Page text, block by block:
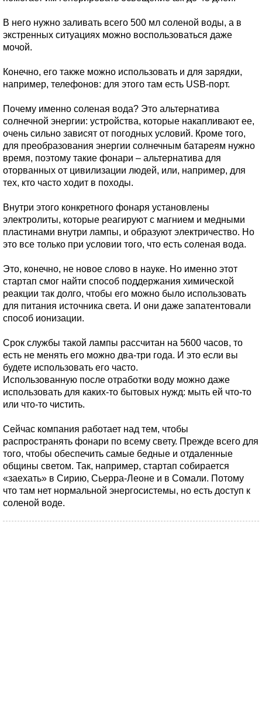
В него нужно заливать всего 500 мл соленой воды, а в
экстренных ситуациях можно воспользоваться даже
мочой.
Конечно, его также можно использовать и для зарядки,
например, телефонов: для этого там есть USB-порт.
Почему именно соленая вода? Это альтернатива
солнечной энергии: устройства, которые накапливают ее,
очень сильно зависят от погодных условий. Кроме того,
для преобразования энергии солнечным батареям нужно
время, поэтому такие фонари – альтернатива для
оторванных от цивилизации людей, или, например, для
тех, кто часто ходит в походы.
Внутри этого конкретного фонаря установлены
электролиты, которые реагируют с магнием и медными
пластинами внутри лампы, и образуют электричество. Но
это все только при условии того, что есть соленая вода.
Это, конечно, не новое слово в науке. Но именно этот
стартап смог найти способ поддержания химической
реакции так долго, чтобы его можно было использовать
для питания источника света. И они даже запатентовали
способ ионизации.
Срок службы такой лампы рассчитан на 5600 часов, то
есть не менять его можно два-три года. И это если вы
будете использовать его часто.
Использованную после отработки воду можно даже
использовать для каких-то бытовых нужд: мыть ей что-то
или что-то чистить.
Сейчас компания работает над тем, чтобы
распространять фонари по всему свету. Прежде всего для
того, чтобы обеспечить самые бедные и отдаленные
общины светом. Так, например, стартап собирается
«заехать» в Сирию, Сьерра-Леоне и в Сомали. Потому
что там нет нормальной энергосистемы, но есть доступ к
соленой воде.